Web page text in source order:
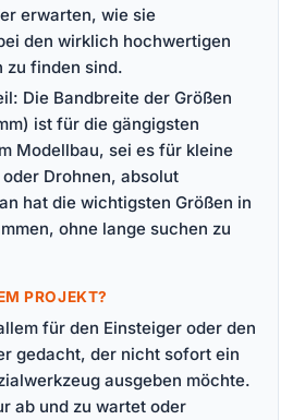
erwarten, wie sie
den wirklich hochwertigen
zu finden sind.
Die Bandbreite der Größen
ist für die gängigsten
Modellbau, sei es für kleine
Drohnen, absolut
hat die wichtigsten Größen in
ohne lange suchen zu
PROJEKT?
für den Einsteiger oder den
gedacht, der nicht sofort ein
ausgeben möchte.
ab und zu wartet oder